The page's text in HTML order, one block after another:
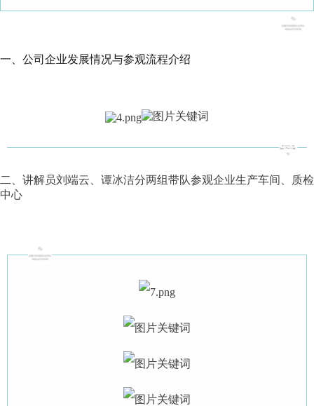
一、公司企业发展情况与参观流程介绍
二、讲解员刘端云、谭冰洁分两组带队参观企业生产车间、质检
中心